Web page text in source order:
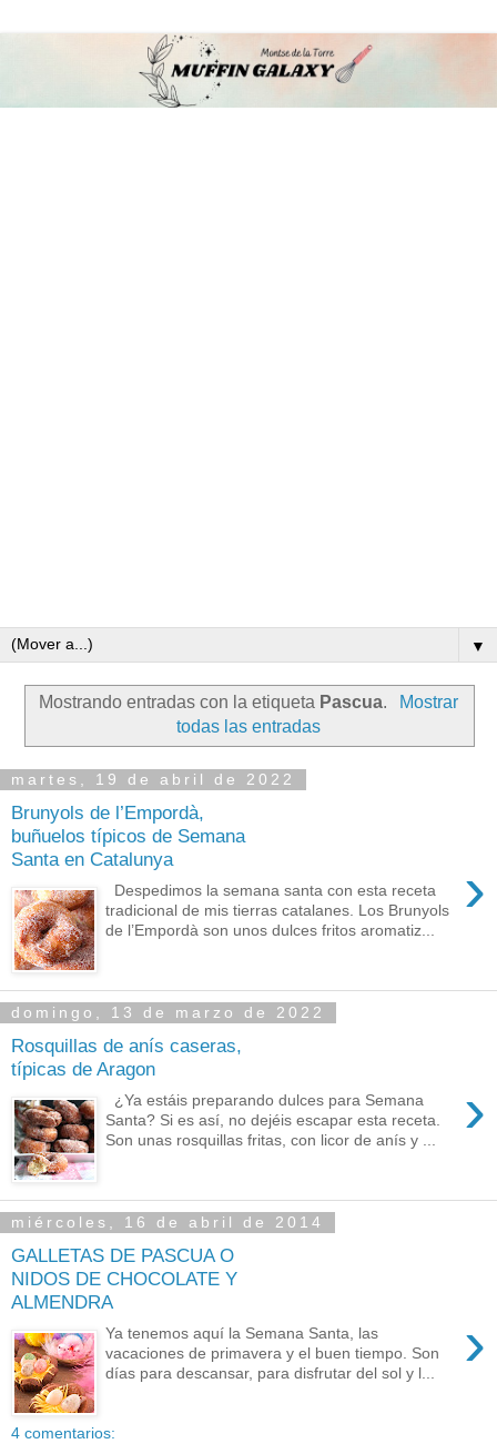
▼
Mostrando entradas con la etiqueta Pascua.
Mostrar
todas las entradas
martes, 19 de abril de 2022
Brunyols de l’Empordà,
buñuelos típicos de Semana
Santa en Catalunya
›
Despedimos la semana santa con esta receta
tradicional de mis tierras catalanes. Los Brunyols
de l’Empordà son unos dulces fritos aromatiz...
domingo, 13 de marzo de 2022
Rosquillas de anís caseras,
típicas de Aragon
›
¿Ya estáis preparando dulces para Semana
Santa? Si es así, no dejéis escapar esta receta.
Son unas rosquillas fritas, con licor de anís y ...
miércoles, 16 de abril de 2014
GALLETAS DE PASCUA O
NIDOS DE CHOCOLATE Y
ALMENDRA
›
Ya tenemos aquí la Semana Santa, las
vacaciones de primavera y el buen tiempo. Son
días para descansar, para disfrutar del sol y l...
4 comentarios: